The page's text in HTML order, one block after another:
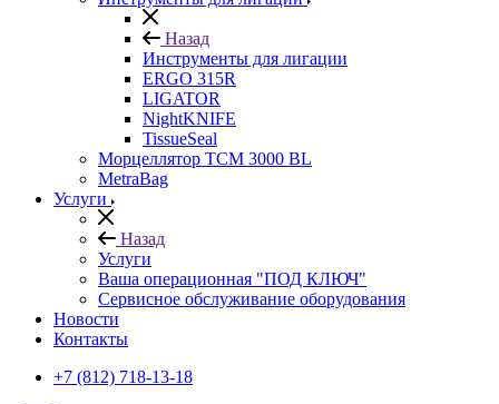
Назад
Инструменты для лигации
ERGO 315R
LIGATOR
NightKNIFE
TissueSeal
Морцеллятор ТСМ 3000 BL
MetraBag
Услуги
Назад
Услуги
Ваша операционная "ПОД КЛЮЧ"
Сервисное обслуживание оборудования
Новости
Контакты
+7 (812) 718-13-18